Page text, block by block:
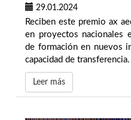
29.01.2024
Reciben este premio ax
en proyectos nacionales
de formación en nuevos
capacidad de transferencia.
Leer más